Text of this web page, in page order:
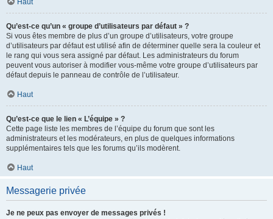
Haut
Qu’est-ce qu’un « groupe d’utilisateurs par défaut » ?
Si vous êtes membre de plus d’un groupe d’utilisateurs, votre groupe
d’utilisateurs par défaut est utilisé afin de déterminer quelle sera la couleur et
le rang qui vous sera assigné par défaut. Les administrateurs du forum
peuvent vous autoriser à modifier vous-même votre groupe d’utilisateurs par
défaut depuis le panneau de contrôle de l’utilisateur.
Haut
Qu’est-ce que le lien « L’équipe » ?
Cette page liste les membres de l’équipe du forum que sont les
administrateurs et les modérateurs, en plus de quelques informations
supplémentaires tels que les forums qu’ils modèrent.
Haut
Messagerie privée
Je ne peux pas envoyer de messages privés !